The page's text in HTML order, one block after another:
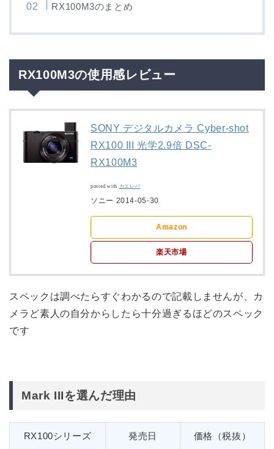
RX100M3のまとめ
RX100M3の使用感レビュー
SONY デジタルカメラ Cyber-shot
RX100 III 光学2.9倍 DSC-
RX100M3
posted with カエレバ
ソニー 2014-05-30
Amazon
楽天市場
スペックは調べたらすぐわかるので記載しませんが、カ
メラど素人の自分からしたら十分過ぎるほどのスペック
です
Mark IIIを選んだ理由
RX100シリーズ 発売日 価格（税抜）